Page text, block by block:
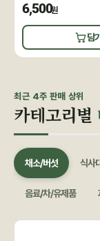
6,500원
담기
최근 4주 판매 상위
카테고리별
채소/버섯 식사
음료/차/유제품
쌀/잡곡 수산/건